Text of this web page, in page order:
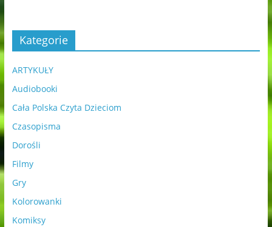
Kategorie
ARTYKUŁY
Audiobooki
Cała Polska Czyta Dzieciom
Czasopisma
Dorośli
Filmy
Gry
Kolorowanki
Komiksy